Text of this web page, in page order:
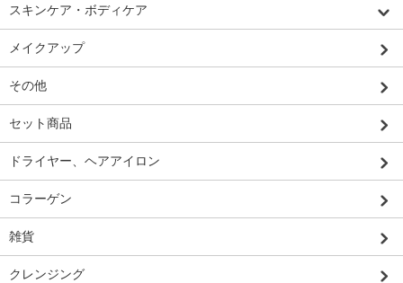
スキンケア・ボディケア
メイクアップ
その他
セット商品
ドライヤー、ヘアアイロン
コラーゲン
雑貨
クレンジング